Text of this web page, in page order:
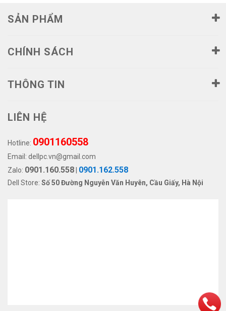
SẢN PHẨM
CHÍNH SÁCH
THÔNG TIN
LIÊN HỆ
Hotline: 0901160558
Email: dellpc.vn@gmail.com
Zalo: 0901.160.558 0901.162.558
Dell Store: Số 50 Đường Nguyễn Văn Huyên, Cầu Giấy, Hà Nội